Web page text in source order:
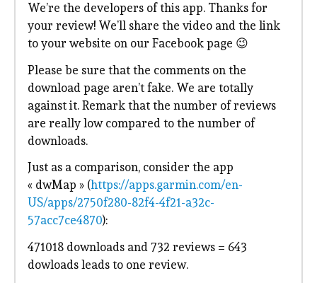
We’re the developers of this app. Thanks for
your review! We’ll share the video and the link
to your website on our Facebook page 😉
Please be sure that the comments on the
download page aren’t fake. We are totally
against it. Remark that the number of reviews
are really low compared to the number of
downloads.
Just as a comparison, consider the app
« dwMap » (https://apps.garmin.com/en-
US/apps/2750f280-82f4-4f21-a32c-
57acc7ce4870):
471018 downloads and 732 reviews = 643
dowloads leads to one review.